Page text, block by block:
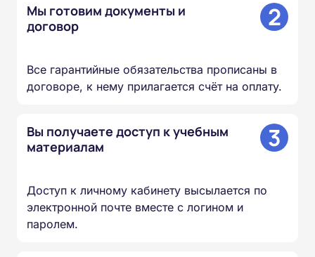
Мы готовим документы и
договор
2
Все гарантийные обязательства прописаны в
договоре, к нему прилагается счёт на оплату.
Вы получаете доступ к учебным
материалам
3
Доступ к личному кабинету высылается по
электронной почте вместе с логином и
паролем.